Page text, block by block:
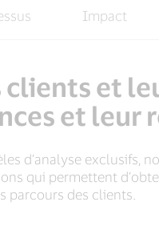
Impact
clients et
et leur
d’analyse exclusifs,
qui permettent
parcours des clients.